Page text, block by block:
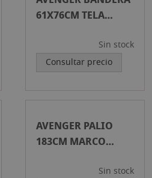
61X76CM TELA
Sin stock
Consultar precio
AVENGER PALIO
183CM MARCO
Sin stock